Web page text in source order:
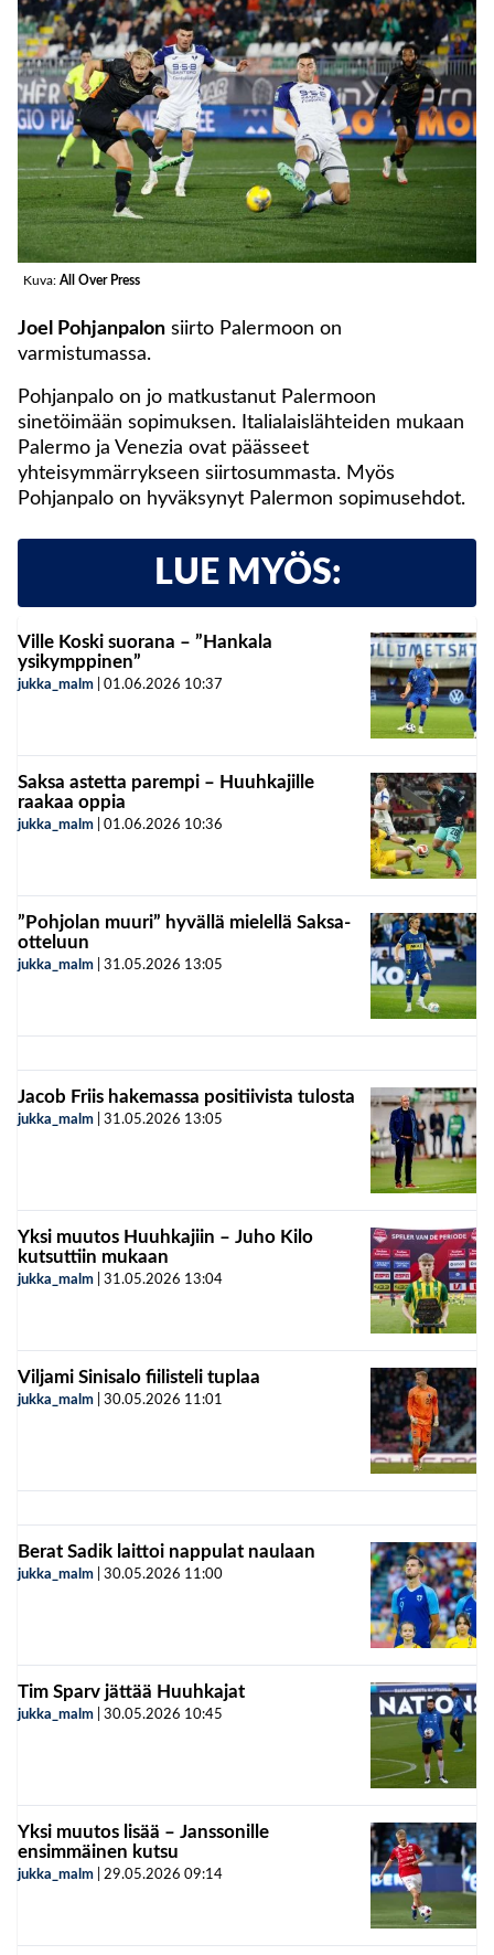
Kuva: All Over Press
Joel Pohjanpalon siirto Palermoon on
varmistumassa.
Pohjanpalo on jo matkustanut Palermoon
sinetöimään sopimuksen. Italialaislähteiden mukaan
Palermo ja Venezia ovat päässeet
yhteisymmärrykseen siirtosummasta. Myös
Pohjanpalo on hyväksynyt Palermon sopimusehdot.
LUE MYÖS:
Ville Koski suorana – ”Hankala
ysikymppinen”
jukka_malm 01.06.2026 10:37
Saksa astetta parempi – Huuhkajille
raakaa oppia
jukka_malm 01.06.2026 10:36
”Pohjolan muuri” hyvällä mielellä Saksa-
otteluun
jukka_malm 31.05.2026 13:05
Jacob Friis hakemassa positiivista tulosta
jukka_malm 31.05.2026 13:05
Yksi muutos Huuhkajiin – Juho Kilo
kutsuttiin mukaan
jukka_malm 31.05.2026 13:04
Viljami Sinisalo fiilisteli tuplaa
jukka_malm 30.05.2026 11:01
Berat Sadik laittoi nappulat naulaan
jukka_malm 30.05.2026 11:00
Tim Sparv jättää Huuhkajat
jukka_malm 30.05.2026 10:45
Yksi muutos lisää – Janssonille
ensimmäinen kutsu
jukka_malm 29.05.2026 09:14